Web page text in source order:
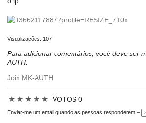
Visualizações: 107
Para adicionar comentários, você deve ser
AUTH.
Join MK-AUTH
★ ★ ★ ★ ★ VOTOS 0
Enviar-me um email quando as pessoas responderem –